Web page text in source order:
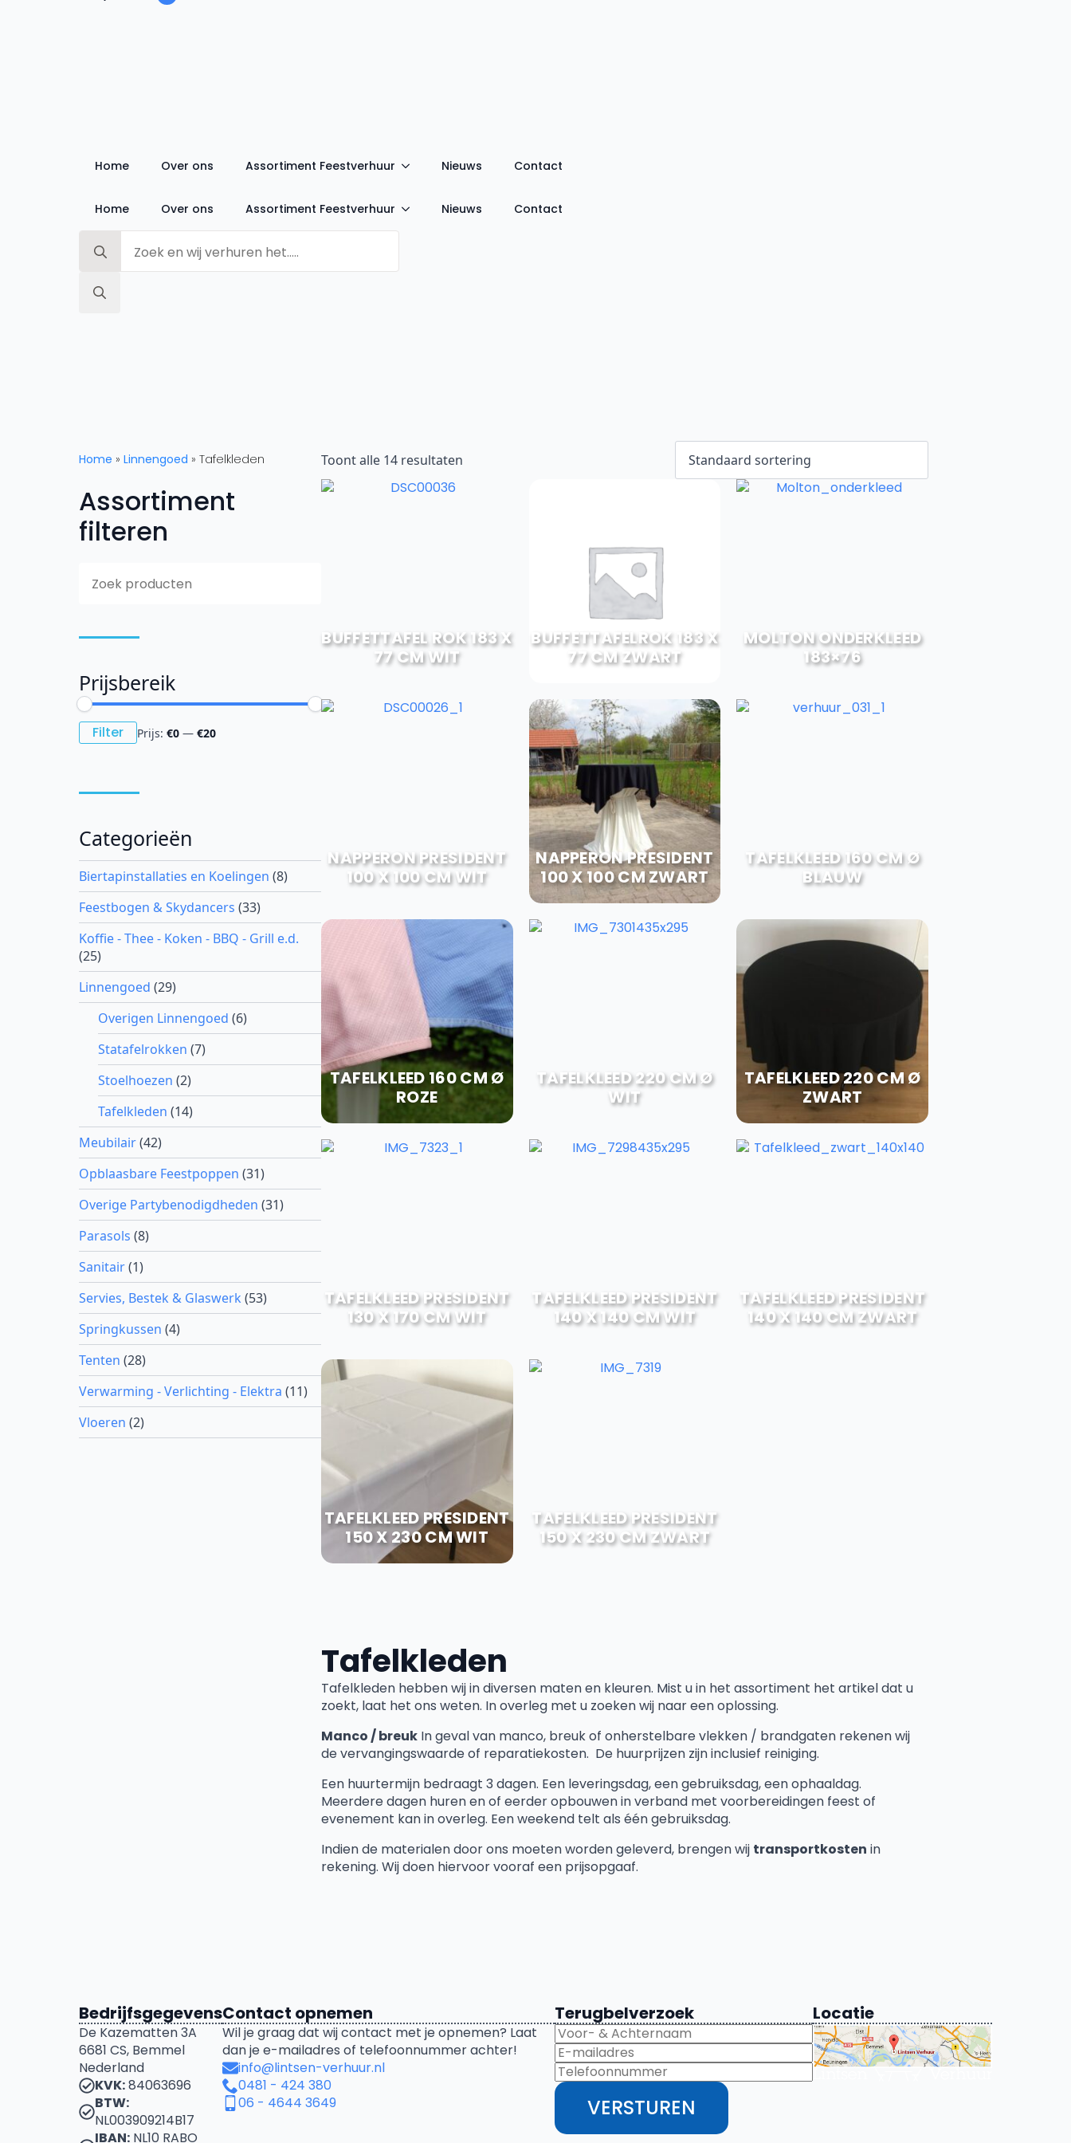
Home Over ons Assortiment Feestverhuur Nieuws Contact
Home Over ons Assortiment Feestverhuur Nieuws Contact
for:
Home » Linnengoed » Tafelkleden
Assortiment
filteren
Prijsbereik
Min.
prijs
Max.
prijsFilter Prijs: €0— €20
Categorieën
Biertapinstallaties en Koelingen (8)
Feestbogen & Skydancers (33)
Koffie - Thee - Koken - BBQ - Grill e.d.
(25)
Linnengoed (29)
Overigen Linnengoed (6)
Statafelrokken (7)
Stoelhoezen (2)
Tafelkleden (14)
Meubilair(42)
Opblaasbare Feestpoppen (31)
Overige Partybenodigdheden (31)
Parasols (8)
Sanitair(1)
Servies, Bestek & Glaswerk (53)
Springkussen (4)
Tenten (28)
Verwarming - Verlichting - Elektra (11)
Vloeren (2)
Toont alle 14 resultaten
BUFFETTAFEL ROK 183 X
77 CM WIT
BUFFETTAFELROK 183 X
77 CM ZWART
MOLTON ONDERKLEED
183×76
NAPPERON PRESIDENT
100 X 100 CM WIT
NAPPERON PRESIDENT
100 X 100 CM ZWART
TAFELKLEED 160 CM Ø
BLAUW
TAFELKLEED 160 CM Ø
ROZE
TAFELKLEED 220 CM Ø
WIT
TAFELKLEED 220 CM Ø
ZWART
TAFELKLEED PRESIDENT
130 X 170 CM WIT
TAFELKLEED PRESIDENT
140 X 140 CM WIT
TAFELKLEED PRESIDENT
140 X 140 CM ZWART
TAFELKLEED PRESIDENT
150 X 230 CM WIT
TAFELKLEED PRESIDENT
150 X 230 CM ZWART
Tafelkleden
Tafelkleden hebben wij in diversen maten en kleuren. Mist u in het assortiment het artikel dat u
zoekt, laat het ons weten. In overleg met u zoeken wij naar een oplossing.
Manco / breukIn geval van manco, breuk of onherstelbare vlekken / brandgaten rekenen wij
de vervangingswaarde of reparatiekosten. De huurprijzen zijn inclusief reiniging.
Een huurtermijn bedraagt 3 dagen. Een leveringsdag, een gebruiksdag, een ophaaldag.
Meerdere dagen huren en of eerder opbouwen in verband met voorbereidingen feest of
evenement kan in overleg. Een weekend telt als één gebruiksdag.
Indien de materialen door ons moeten worden geleverd, brengen wij transportkosten in
rekening. Wij doen hiervoor vooraf een prijsopgaaf.
Bedrijfsgegevens
De Kazematten 3A
6681 CS, Bemmel
Nederland
KVK:84063696
BTW:
NL003909214B17
IBAN:NL10 RABO
Contact opnemen
Wil je graag dat wij contact met je opnemen? Laat
dan je e-mailadres of telefoonnummer achter!
info@lintsen-verhuur.nl
0481 - 424 380
06 - 4644 3649
Terugbelverzoek
VERSTUREN
Locatie